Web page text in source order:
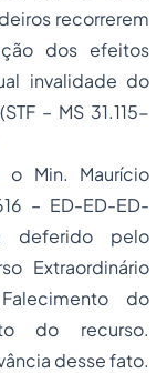
recorrerem
dos efeitos
invalidade do
– MS 31.115-
o Min. Maurício
– ED-ED-ED-
deferido pelo
Extraordinário
Falecimento do
do recurso.
desse fato.